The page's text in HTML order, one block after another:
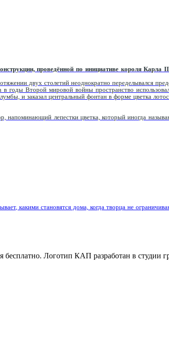
проведённой по инициативе короля Карла
двух столетий неоднократно переделывался
годы Второй мировой войны пространство
и заказал центральный фонтан в форме цветка
напоминающий лепестки цветка, который иногда
какими становятся дома, когда творца не
Логотип КАП разработан в студии